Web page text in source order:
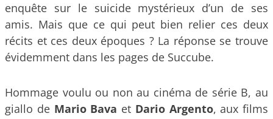
enquête sur le suicide mystérieux d’un de ses
amis. Mais que ce qui peut bien relier ces deux
récits et ces deux époques ? La réponse se trouve
évidemment dans les pages de Succube.
Hommage voulu ou non au cinéma de série B, au
giallo de Mario Bava et Dario Argento, aux films